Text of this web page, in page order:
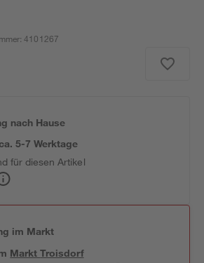
:4101267
nach Hause
5-7 Werktage
für diesen Artikel
im Markt
MarktTroisdorf